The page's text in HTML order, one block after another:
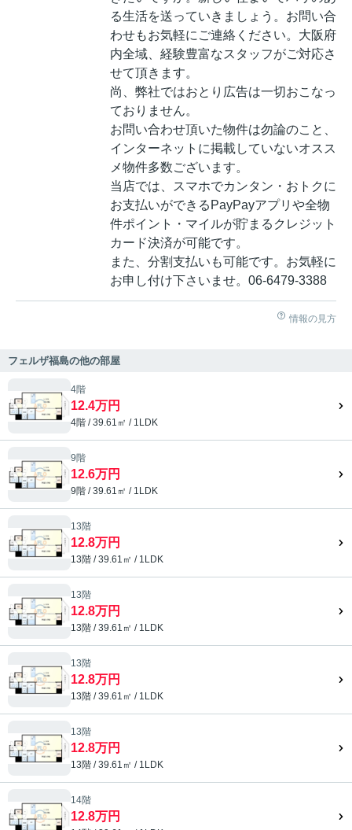
る生活を送っていきましょう。お問い合
わせもお気軽にご連絡ください。大阪府
内全域、経験豊富なスタッフがご対応さ
せて頂きます。
尚、弊社ではおとり広告は一切おこなっ
ておりません。
お問い合わせ頂いた物件は勿論のこと、
インターネットに掲載していないオスス
メ物件多数ございます。
当店では、スマホでカンタン・おトクに
お支払いができるPayPayアプリや全物
件ポイント・マイルが貯まるクレジット
カード決済が可能です。
また、分割支払いも可能です。お気軽に
お申し付け下さいませ。06-6479-3388
情報の見方
フェルザ福島の他の部屋
4階
12.4万円
4階 / 39.61㎡ / 1LDK
9階
12.6万円
9階 / 39.61㎡ / 1LDK
13階
12.8万円
13階 / 39.61㎡ / 1LDK
13階
12.8万円
13階 / 39.61㎡ / 1LDK
13階
12.8万円
13階 / 39.61㎡ / 1LDK
13階
12.8万円
13階 / 39.61㎡ / 1LDK
14階
12.8万円